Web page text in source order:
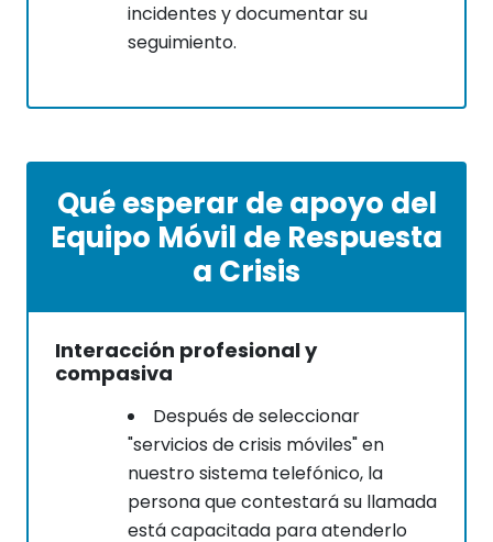
incidentes y documentar su
seguimiento.
Qué esperar de apoyo del
Equipo Móvil de Respuesta
a Crisis
Interacción profesional y
compasiva
Después de seleccionar
"servicios de crisis móviles" en
nuestro sistema telefónico, la
persona que contestará su llamada
está capacitada para atenderlo